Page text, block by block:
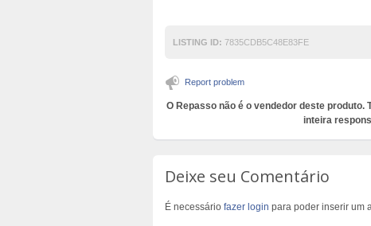
LISTING ID: 7835CDB5C48E83FE
Report problem
O Repasso não é o vendedor deste
inteira
Deixe seu Comentário
É necessário fazer login para poder inserir um